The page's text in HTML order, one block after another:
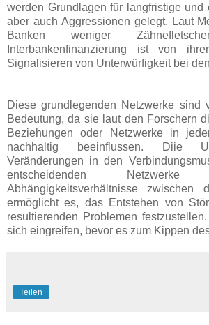
werden Grundlagen für langfristige und
aber auch Aggressionen gelegt. Laut
Banken weniger
Interbankenfinanzierung ist von
Signalisieren von Unterwürfigkeit bei
Diese grundlegenden Netzwerke sind
Bedeutung, da sie laut den Forschern
Beziehungen oder Netzwerke in
nachhaltig beeinflussen. Diie
Veränderungen in den
entscheidenden
Abhängigkeitsverhältnisse zwischen
ermöglicht es, das Entstehen von
resultierenden Problemen
sich eingreifen, bevor es zum Kippen
Teilen